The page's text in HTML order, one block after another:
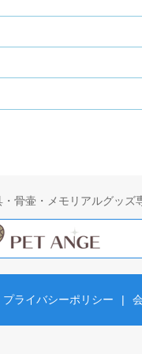
骨壷・メモリアルグッズ
プライバシーポリシー |